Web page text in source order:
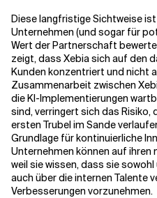
Diese langfristige Sichtweise
Unternehmen (und sogar für
Wert der Partnerschaft
zeigt, dass Xebia sich auf den
Kunden konzentriert und nicht
Zusammenarbeit zwischen
die KI-Implementierungen
sind, verringert sich das Risiko,
ersten Trubel im Sande
Grundlage für kontinuierliche
Unternehmen können auf ihren
weil sie wissen, dass sie
auch über die internen Talente
Verbesserungen vorzunehmen.